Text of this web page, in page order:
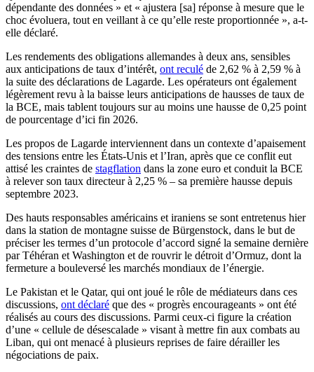
dépendante des données » et « ajustera [sa] réponse à mesure que le
choc évoluera, tout en veillant à ce qu’elle reste proportionnée », a-t-
elle déclaré.
Les rendements des obligations allemandes à deux ans, sensibles
aux anticipations de taux d’intérêt, ont reculé de 2,62 % à 2,59 % à
la suite des déclarations de Lagarde. Les opérateurs ont également
légèrement revu à la baisse leurs anticipations de hausses de taux de
la BCE, mais tablent toujours sur au moins une hausse de 0,25 point
de pourcentage d’ici fin 2026.
Les propos de Lagarde interviennent dans un contexte d’apaisement
des tensions entre les États-Unis et l’Iran, après que ce conflit eut
attisé les craintes de stagflation dans la zone euro et conduit la BCE
à relever son taux directeur à 2,25 % – sa première hausse depuis
septembre 2023.
Des hauts responsables américains et iraniens se sont entretenus hier
dans la station de montagne suisse de Bürgenstock, dans le but de
préciser les termes d’un protocole d’accord signé la semaine dernière
par Téhéran et Washington et de rouvrir le détroit d’Ormuz, dont la
fermeture a bouleversé les marchés mondiaux de l’énergie.
Le Pakistan et le Qatar, qui ont joué le rôle de médiateurs dans ces
discussions, ont déclaré que des « progrès encourageants » ont été
réalisés au cours des discussions. Parmi ceux-ci figure la création
d’une « cellule de désescalade » visant à mettre fin aux combats au
Liban, qui ont menacé à plusieurs reprises de faire dérailler les
négociations de paix.